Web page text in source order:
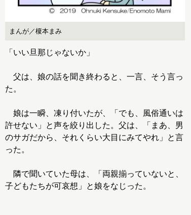
まんが／榎本まみ
「いい旦那じゃないか」
父は、娘の話を聞き終わると、一言、そう言っ
た。
娘は一瞬、凍り付いたが、「でも、風俗通いは
許せない」と声を絞り出した。父は、「まあ、男
のサガだから、それくらい大目にみてやれ」と言
った。
隣で聞いていた母は、「両親揃っていないと、
子どもたちが可哀想」と娘をなじった。